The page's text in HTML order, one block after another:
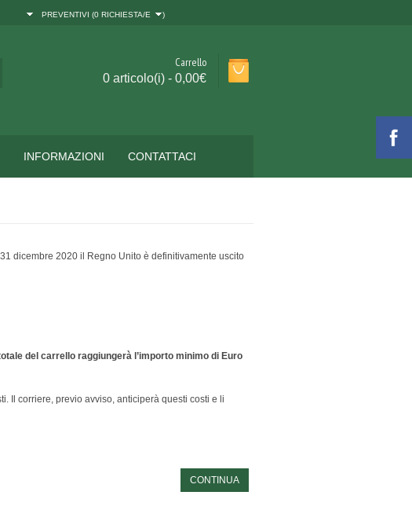
PREVENTIVI (0 RICHIESTA/E )
Carrello
0 articolo(i) - 0,00€
INFORMAZIONI CONTATTACI
dicembre 2020 il Regno Unito è definitivamente uscito
del carrello raggiungerà l’importo minimo di Euro
Il corriere, previo avviso, anticiperà questi costi e li
CONTINUA